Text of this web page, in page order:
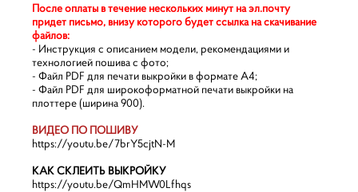
После оплаты в течение нескольких минут на эл.почту
придет письмо, внизу которого будет ссылка на скачивание
файлов:
- Инструкция с описанием модели, рекомендациями и
технологией пошива c фото;
- Файл PDF для печати выкройки в формате А4;
- Файл PDF для широкоформатной печати выкройки на
плоттере (ширина 900).
ВИДЕО ПО ПОШИВУ
https://youtu.be/7brY5cjtN-M
КАК СКЛЕИТЬ ВЫКРОЙКУ
https://youtu.be/QmHMW0Lfhqs